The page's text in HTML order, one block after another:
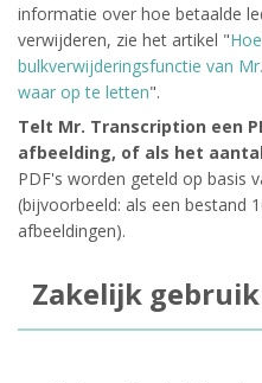
informatie over hoe betaalde
verwijderen, zie het artikel "
bulkverwijderingsfunctie van
waar op te letten".
Telt Mr. Transcription een
afbeelding, of als het
PDF's worden geteld op basis
(bijvoorbeeld: als een bestand
afbeeldingen).
Zakelijk gebruik